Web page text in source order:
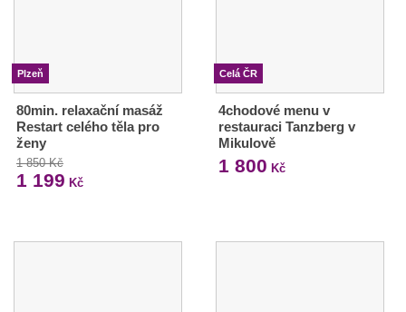
Plzeň
80min. relaxační masáž
Restart celého těla pro
ženy
1 850 Kč
1 199 Kč
Celá ČR
4chodové menu v
restauraci Tanzberg v
Mikulově
1 800 Kč